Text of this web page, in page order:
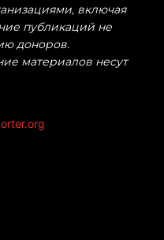
включая
публикаций не
доноров.
материалов несут